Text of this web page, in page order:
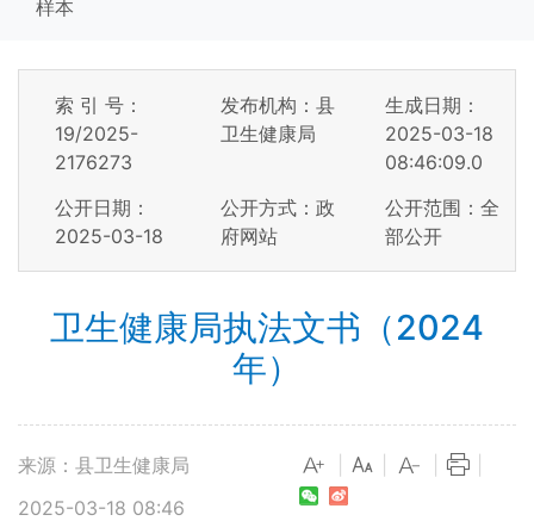
样本
索 引 号：
19/2025-
2176273
发布机构：县
卫生健康局
生成日期：
2025-03-18
08:46:09.0
公开日期：
2025-03-18
公开方式：政
府网站
公开范围：全
部公开
卫生健康局执法文书（2024
年）
来源：县卫生健康局
2025-03-18 08:46